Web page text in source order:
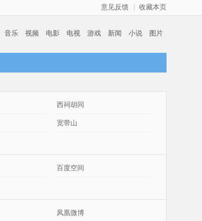
意见反馈 | 收藏本页
音乐 视频 电影 电视 游戏 新闻 小说 图片
西祠胡同
宽带山
百度空间
凤凰微博